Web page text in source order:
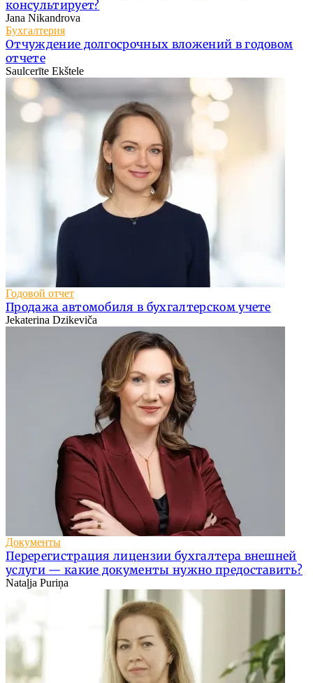
консультирует?
Jana Nikandrova
Бухгалтерия
Отчуждение долгосрочных вложений в годовом
отчете
Saulcerīte Ekštele
Годовой отчет
Продажа автомобиля в бухгалтерском учете
Jekaterina Dzikeviča
Документы
Перерегистрация лицензии бухгалтера внешней
услуги — какие документы нужно предоставить?
Nataļja Puriņa